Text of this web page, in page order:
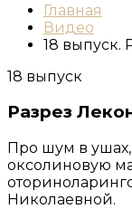
Главная
Видео
18 выпуск.
18 выпуск
Разрез
Про шум в
оксолиновую
Николаевной.